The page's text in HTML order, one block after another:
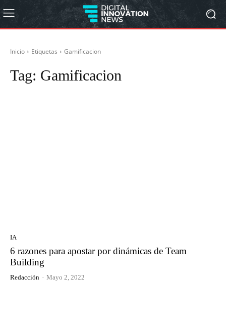
Inicio Etiquetas Gamificacion
Tag: Gamificacion
IA
6 razones para apostar por dinámicas de Team
Building
Redacción - Mayo 2, 2022